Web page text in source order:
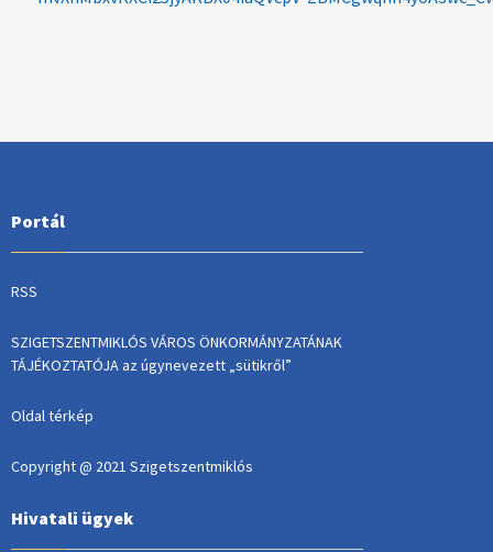
Portál
RSS
SZIGETSZENTMIKLÓS VÁROS ÖNKORMÁNYZATÁNAK
TÁJÉKOZTATÓJA az úgynevezett „sütikről”
Oldal térkép
Copyright @ 2021 Szigetszentmiklós
Hivatali ügyek